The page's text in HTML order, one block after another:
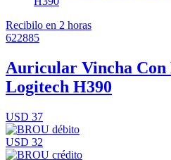
Recibilo en 2 horas
622885
Auricular Vincha
Logitech H390
USD 37
USD 32